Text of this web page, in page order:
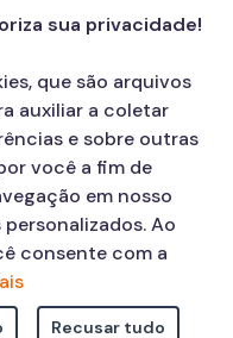
de São Paulo Viaduto do Cha,
sua privacidade!
que são arquivos
auxiliar a coletar
e sobre outras
você a fim de
em nosso
Ao
consente com a
Recusar tudo